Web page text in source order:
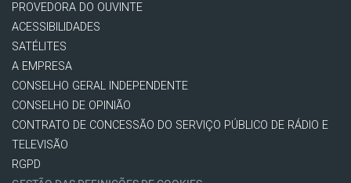
PROVEDORA DO OUVINTE
ACESSIBILIDADES
SATÉLITES
A EMPRESA
CONSELHO GERAL INDEPENDENTE
CONSELHO DE OPINIÃO
CONTRATO DE CONCESSÃO DO SERVIÇO PÚBLICO DE RÁDIO E
TELEVISÃO
RGPD